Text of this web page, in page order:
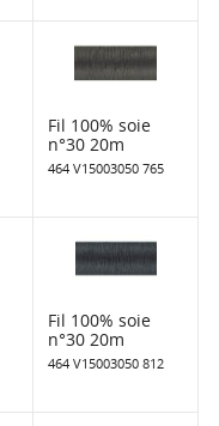
Fil 100% soie
n°30 20m
464 V15003050 765
Fil 100% soie
n°30 20m
464 V15003050 812